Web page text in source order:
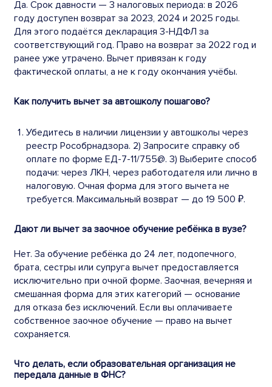
Да. Срок давности — 3 налоговых периода: в 2026
году доступен возврат за 2023, 2024 и 2025 годы.
Для этого подаётся декларация 3-НДФЛ за
соответствующий год. Право на возврат за 2022 год и
ранее уже утрачено. Вычет привязан к году
фактической оплаты, а не к году окончания учёбы.
Как получить вычет за автошколу пошагово?
Убедитесь в наличии лицензии у автошколы через
реестр Рособрнадзора. 2) Запросите справку об
оплате по форме ЕД-7-11/755@. 3) Выберите способ
подачи: через ЛКН, через работодателя или лично в
налоговую. Очная форма для этого вычета не
требуется. Максимальный возврат — до 19 500 ₽.
Дают ли вычет за заочное обучение ребёнка в вузе?
Нет. За обучение ребёнка до 24 лет, подопечного,
брата, сестры или супруга вычет предоставляется
исключительно при очной форме. Заочная, вечерняя и
смешанная форма для этих категорий — основание
для отказа без исключений. Если вы оплачиваете
собственное заочное обучение — право на вычет
сохраняется.
Что делать, если образовательная организация не
передала данные в ФНС?